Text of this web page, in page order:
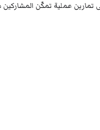
عملية تمكّن